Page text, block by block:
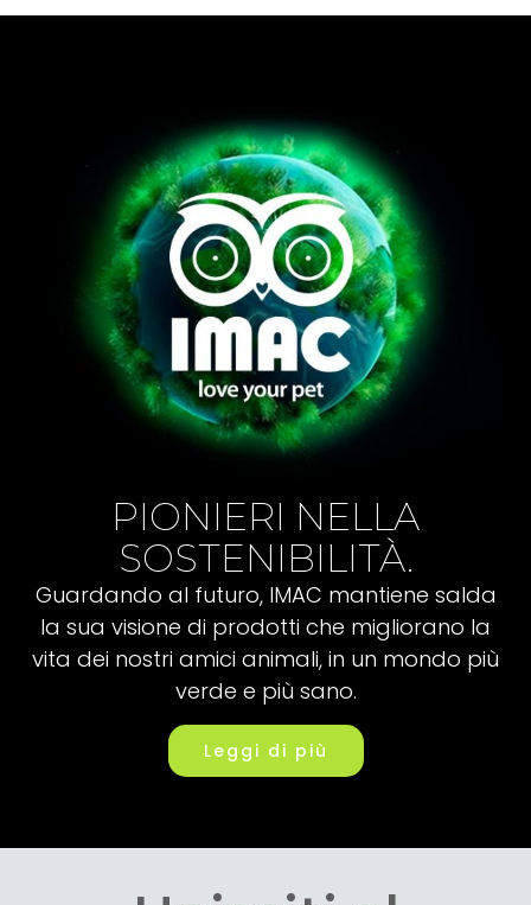
PIONIERI NELLA
SOSTENIBILITÀ.
Guardando al futuro, IMAC mantiene salda
la sua visione di prodotti che migliorano la
vita dei nostri amici animali, in un mondo più
verde e più sano.
Leggi di più